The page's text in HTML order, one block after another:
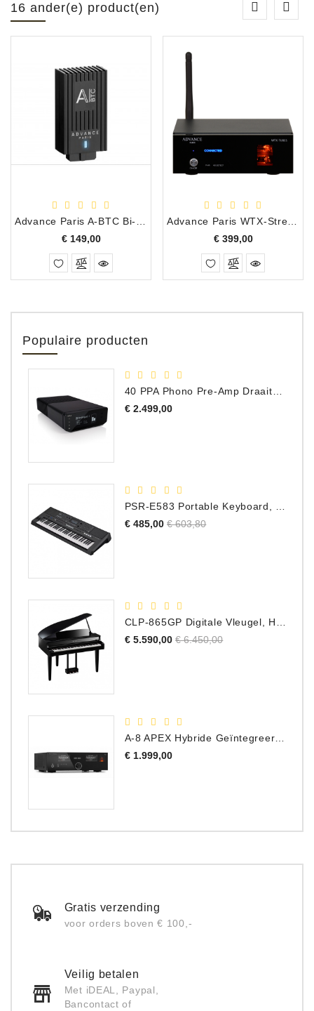
16 ander(e) product(en)
€ 149,00Prijs
€ 399,00Prijs
Populaire producten
€ 2.499,00Prijs
PSR-E583 Portable Keyboard, 61 Toetsen
€ 485,00 Normale
€ 603,80Prijs
€ 5.590,00 Normale
€ 6.450,00Prijs
€ 1.999,00Prijs
Gratis verzending
voor orders boven € 100,-
Veilig betalen
Met iDEAL, Paypal,
Bancontact of